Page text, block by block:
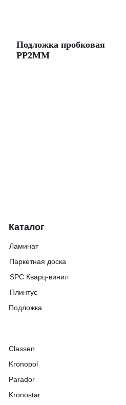
Подложка пробковая
PP2MM
Каталог
Ламинат
Паркетная доска
SPC Кварц-винил
Плинтус
Kronostar
Parador
Kronopol
Classen
Подложка